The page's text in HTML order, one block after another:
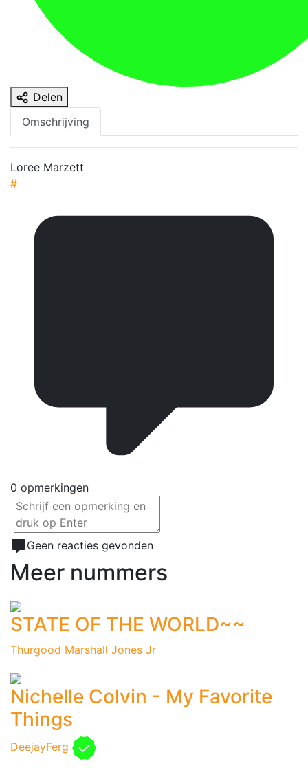
Delen
Omschrijving
Loree Marzett
#
0 opmerkingen
Geen reacties gevonden
Meer nummers
STATE OF THE WORLD~~
Thurgood Marshall Jones Jr
Nichelle Colvin - My Favorite
Things
DeejayFerg